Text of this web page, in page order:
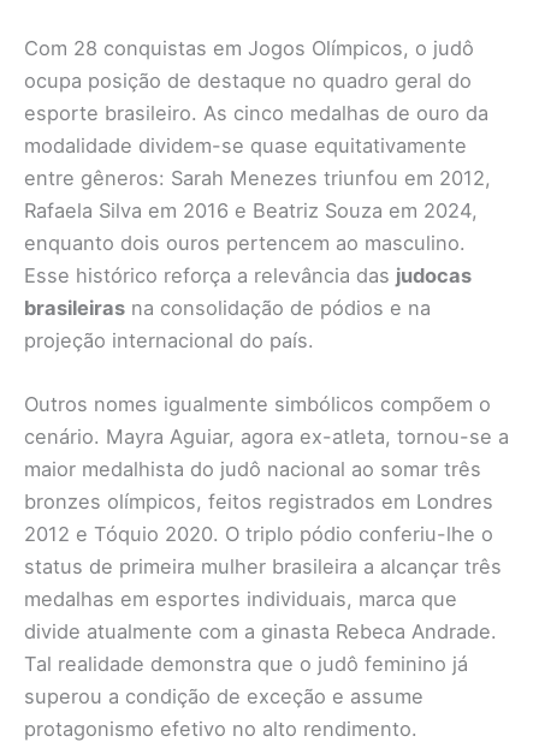
Com 28 conquistas em Jogos Olímpicos, o judô
ocupa posição de destaque no quadro geral do
esporte brasileiro. As cinco medalhas de ouro da
modalidade dividem-se quase equitativamente
entre gêneros: Sarah Menezes triunfou em 2012,
Rafaela Silva em 2016 e Beatriz Souza em 2024,
enquanto dois ouros pertencem ao masculino.
Esse histórico reforça a relevância das judocas
brasileiras na consolidação de pódios e na
projeção internacional do país.
Outros nomes igualmente simbólicos compõem o
cenário. Mayra Aguiar, agora ex-atleta, tornou-se a
maior medalhista do judô nacional ao somar três
bronzes olímpicos, feitos registrados em Londres
2012 e Tóquio 2020. O triplo pódio conferiu-lhe o
status de primeira mulher brasileira a alcançar três
medalhas em esportes individuais, marca que
divide atualmente com a ginasta Rebeca Andrade.
Tal realidade demonstra que o judô feminino já
superou a condição de exceção e assume
protagonismo efetivo no alto rendimento.